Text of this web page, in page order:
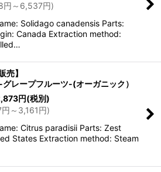
円 ～6,537円)
Solidago canadensis Parts:
Canada Extraction method:
売】
レープフルーツ-(オーガニック）
円(税別)
円 ～3,161円)
Citrus paradisii Parts: Zest
States Extraction method: Steam